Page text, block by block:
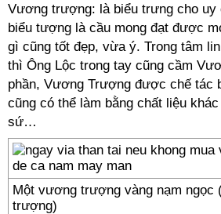
Vương trượng: là biểu trưng cho uy
biểu tượng là cầu mong đạt được
gì cũng tốt đẹp, vừa ý. Trong tâm
thì Ông Lộc trong tay cũng cầm
phần, Vương Trượng được chế tác
cũng có thể làm bằng chất liệu
sứ…
Một vương trượng vàng nạm ngọc
trượng)